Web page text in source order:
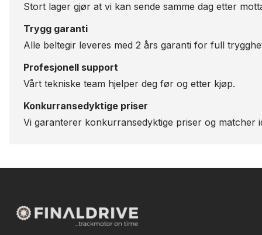
Stort lager gjør at vi kan sende samme dag etter
Trygg garanti
Alle beltegir leveres med 2 års garanti for full
Profesjonell support
Vårt tekniske team hjelper deg før og etter kjøp.
Konkurransedyktige priser
Vi garanterer konkurransedyktige priser og matcher